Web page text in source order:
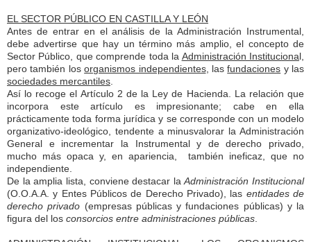
EL SECTOR PÚBLICO EN CASTILLA Y LEÓN
Antes de entrar en el análisis de la Administración Instrumental,
debe advertirse que hay un término más amplio, el concepto de
Sector Público, que comprende toda la Administración Institucional,
pero también losorganismos independientes, lasfundaciones y las
sociedades mercantiles
Así lo recoge el Artículo 2 de la Ley de Hacienda. La relación que
incorpora este artículo es impresionante; cabe en ella
prácticamente toda forma jurídica y se corresponde con un modelo
organizativo-ideológico, tendente a minusvalorar la Administración
General e incrementar la Instrumental y de derecho privado,
mucho más opaca y, en apariencia, también ineficaz, que no
independiente.
De la amplia lista, conviene destacar laAdministración Institucional
(O.O.A.A. y Entes Públicos de Derecho Privado), las entidades de
derecho privado (empresas públicas y fundaciones públicas) y la
figura del los consorcios entre administraciones públicas